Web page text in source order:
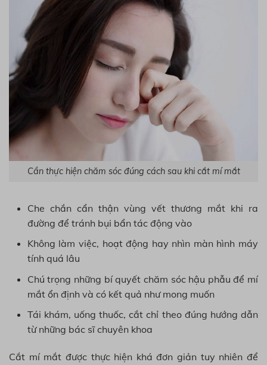
Cần thực hiện chăm sóc đúng cách sau khi cắt mí mắt
Che chắn cẩn thận vùng vết thương mắt khi ra
đường để tránh bụi bẩn tác động vào
Không làm việc, hoạt động hay nhìn màn hình máy
tính quá lâu
Chú trọng những bí quyết chăm sóc hậu phẫu để mí
mắt ổn định và có kết quả như mong muốn
Tái khám, uống thuốc, cắt chỉ theo đúng hướng dẫn
từ những bác sĩ chuyên khoa
Cắt mí mắt được thực hiện khá đơn giản tuy nhiên để